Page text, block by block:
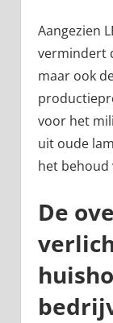
Aangezien
vermindert
maar ook
voor het
uit oude
het
De